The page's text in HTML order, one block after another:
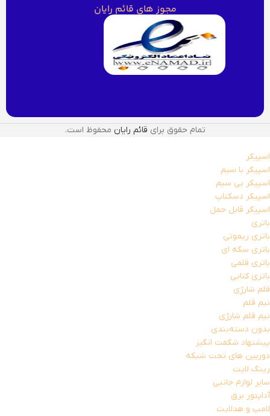
مجوز های قائم رایان
تمام حقوق برای قائم رایان محفوظ است.
اسپیکر
اسپیکر با سیم
اسپیکر بی سیم
اسپیکر دسکتاپ
اسپیکر قابل حمل
باتری
باتری ریموتی
باتری سکه ای
باتری قلمی
باتری کتابی
قلم شارژِی
نیم قلم
نیم قلم شارژی
بدون دسته‌بندی
پیشنهاد شگفت انگیز
دوربین های تحت شبکه
رینگ لایت
سایر لوازم جانبی
آداپتور برق
لامپ و هدلایت